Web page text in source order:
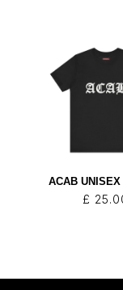
ACAB UNISEX
£